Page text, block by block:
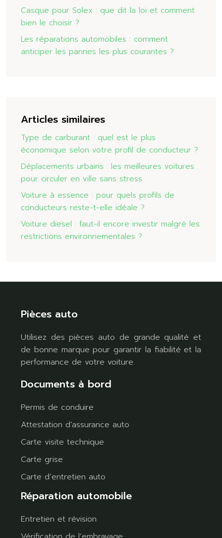
Casque pour Solex : que dit la loi et comment
bien le choisir ?
Les réparations automobiles : comment
anticiper les pannes les plus courantes ?
Articles similaires
Type de carburant : quel est le plus
économique selon votre profil de conducteur ?
Déplacements urbains : les meilleures voitures
pour circuler en ville sans stress
Voiture à essence : pour quels profils de
conducteurs reste-t-elle idéale ?
Voiture diesel : faut-il encore investir malgré les
restrictions environnementales ?
Pièces auto
Utilisez des pièces auto de grande qualité et
de bonne marque pour garantir la fiabilité et la
performance de votre voiture.
Documents à bord
Permis de conduire
Attestation d’assurance auto
Carte visite technique
Carte grise
Carte d’entretien auto
Réparation automobile
Entretien et révision